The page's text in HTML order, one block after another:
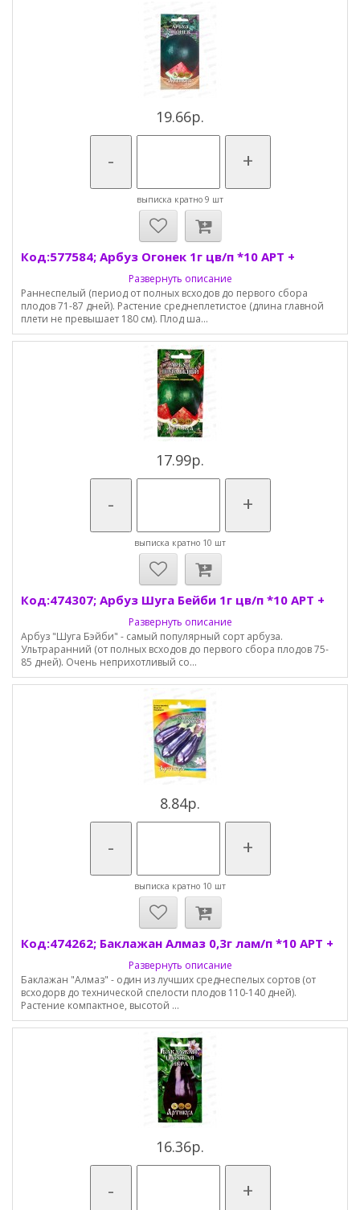
19.66р.
- +
выписка кратно 9 шт
Код:577584; Арбуз Огонек 1г цв/п *10 АРТ +
Развернуть описание
Раннеспелый (период от полных всходов до первого сбора
плодов 71-87 дней). Растение среднеплетистое (длина главной
плети не превышает 180 см). Плод ша...
17.99р.
- +
выписка кратно 10 шт
Код:474307; Арбуз Шуга Бейби 1г цв/п *10 АРТ +
Развернуть описание
Арбуз "Шуга Бэйби" - самый популярный сорт арбуза.
Ультраранний (от полных всходов до первого сбора плодов 75-
85 дней). Очень неприхотливый со...
8.84р.
- +
выписка кратно 10 шт
Код:474262; Баклажан Алмаз 0,3г лам/п *10 АРТ +
Развернуть описание
Баклажан "Алмаз" - один из лучших среднеспелых сортов (от
всходорв до технической спелости плодов 110-140 дней).
Растение компактное, высотой ...
16.36р.
- +